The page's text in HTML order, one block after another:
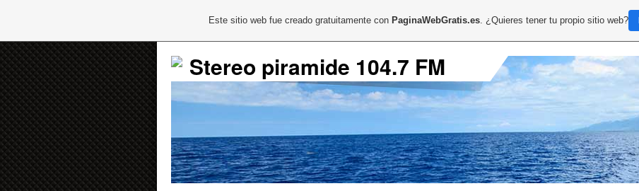
Stereo piramide 104.7 FM
Este sitio web fue creado gratuitamente con PaginaWebGratis.es. ¿Quieres tener tu propio sitio web?